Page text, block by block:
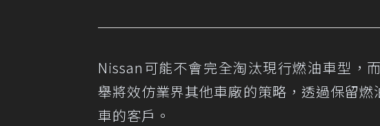
Nissan可能不會完全淘汰現行燃油車型，
舉將效仿業界其他車廠的策略，透過保留
車的客戶。